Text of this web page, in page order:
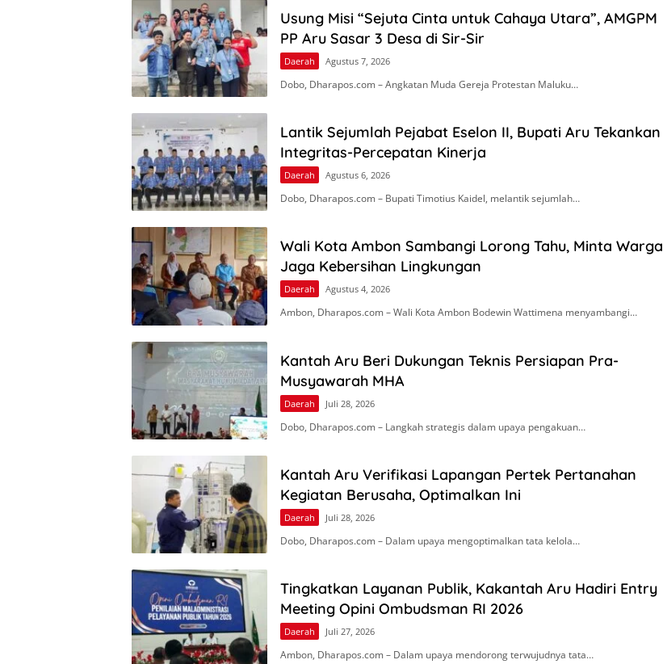
Usung Misi “Sejuta Cinta untuk Cahaya Utara”, AMGPM
PP Aru Sasar 3 Desa di Sir-Sir
Daerah Agustus 7, 2026
Dobo, Dharapos.com – Angkatan Muda Gereja Protestan Maluku…
Lantik Sejumlah Pejabat Eselon II, Bupati Aru Tekankan
Integritas-Percepatan Kinerja
Daerah Agustus 6, 2026
Dobo, Dharapos.com – Bupati Timotius Kaidel, melantik sejumlah…
Wali Kota Ambon Sambangi Lorong Tahu, Minta Warga
Jaga Kebersihan Lingkungan
Daerah Agustus 4, 2026
Ambon, Dharapos.com – Wali Kota Ambon Bodewin Wattimena menyambangi…
Kantah Aru Beri Dukungan Teknis Persiapan Pra-
Musyawarah MHA
Daerah Juli 28, 2026
Dobo, Dharapos.com – Langkah strategis dalam upaya pengakuan…
Kantah Aru Verifikasi Lapangan Pertek Pertanahan
Kegiatan Berusaha, Optimalkan Ini
Daerah Juli 28, 2026
Dobo, Dharapos.com – Dalam upaya mengoptimalkan tata kelola…
Tingkatkan Layanan Publik, Kakantah Aru Hadiri Entry
Meeting Opini Ombudsman RI 2026
Daerah Juli 27, 2026
Ambon, Dharapos.com – Dalam upaya mendorong terwujudnya tata…